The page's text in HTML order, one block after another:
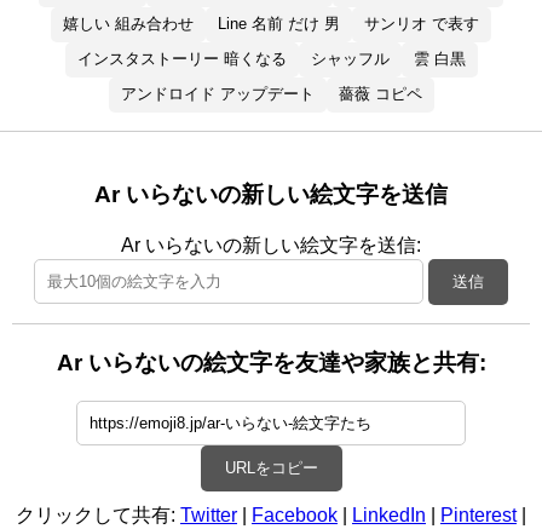
嬉しい 組み合わせ
Line 名前 だけ 男
サンリオ で表す
インスタストーリー 暗くなる
シャッフル
雲 白黒
アンドロイド アップデート
薔薇 コピペ
Ar いらないの新しい絵文字を送信
Ar いらないの新しい絵文字を送信:
送信
Ar いらないの絵文字を友達や家族と共有:
URLをコピー
クリックして共有: Twitter Facebook LinkedIn Pinterest|